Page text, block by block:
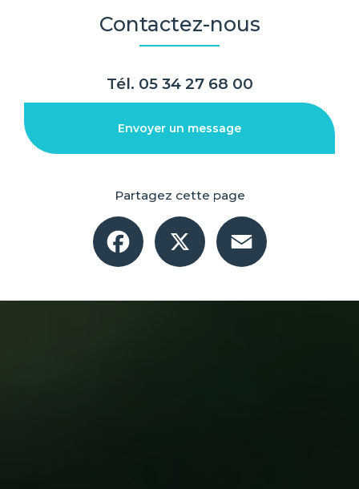
Contactez-nous
Tél. 05 34 27 68 00
Envoyer un message
Partagez cette page
Facebook